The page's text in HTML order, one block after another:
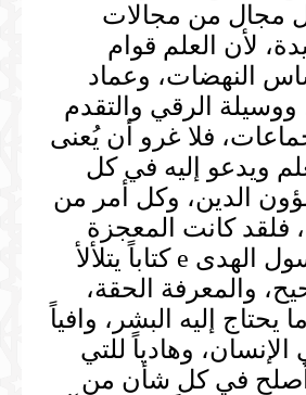
مجال من مجالات
لأن العلم قوام
النهضات، وعماد
ووسيلة الرقي والتقدم
فلا غرو أن يُعنى
ويدعو إليه في كل
الدين، وكل أمر من
فلقد كانت المعجزة
الخالدة لرسول الهدى e كتاباً يتلألأ
والمعرفة الحقة،
يحتاج إليه البشر، وافياً
وهادياً للتي
في كل شأن من